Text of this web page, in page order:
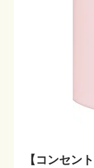
【コンセン